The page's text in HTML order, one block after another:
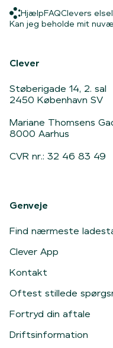
Hjem
HjælpHjælp
FAQFAQ
Clevers
Kan jeg beholde mit
Clever
Støberigade 14, 2. sal
2450 København SV
Mariane Thomsens
8000 Aarhus
CVR nr.: 32 46 83 49
Genveje
Find nærmeste
Clever App
Kontakt
Oftest stillede
Fortryd din aftale
Driftsinformation